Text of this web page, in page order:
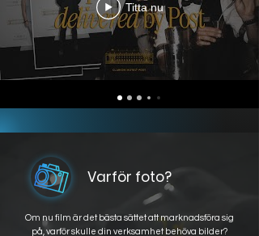
Titta nu
Varför foto?
Om nu film är det bästa sättet att marknadsföra sig
på, varför skulle din verksamhet behöva bilder?